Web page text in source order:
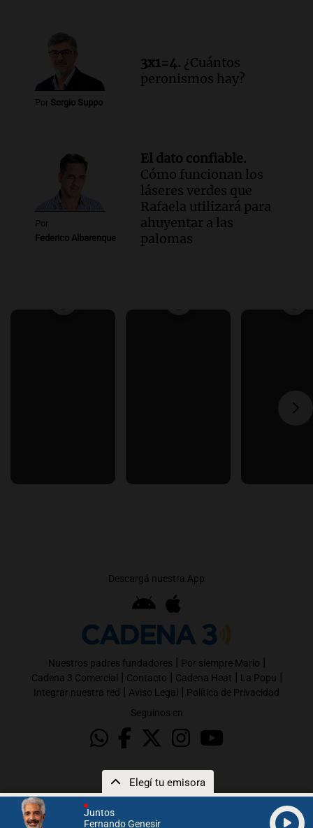
Juntos
Fernando Genesir
Elegí tu emisora
Por Sergio Suppo
3x1=4. ¿Cuántos
peronismos hay?
Por
Federico Albarenque
El dato confiable.
Cómo funcionan los
láseres verdes que
Rafaela utilizará para
ahuyentar a las
palomas
Descargá nuestra App
Nuestros padres fundadores | Por siempre Mario |
Cadena 3 Comercial | Contacto | Cadena Heat | La Popu |
Integrar nuestra red | Aviso Legal | Política de Privacidad
Seguinos en